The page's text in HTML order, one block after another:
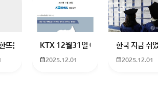
있는 경로 알려주세요
정머리 남자 캐릭터에 더빙하신분도 남자였던거
뜨는데 어떻게 해야하나요? 친구가 발로란트 한번
KTX 12월31일 예매 수원이나 서울에
2025.12.01
한국 지금 쉬
2025.12.01